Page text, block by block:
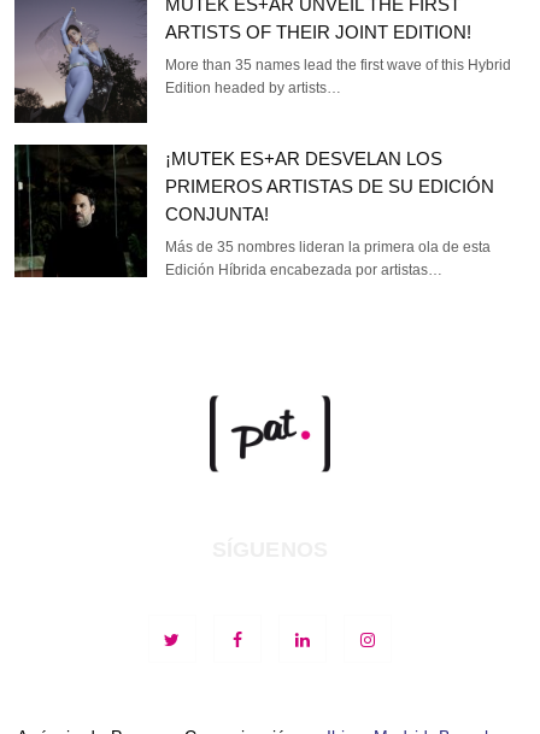
MUTEK ES+AR UNVEIL THE FIRST
ARTISTS OF THEIR JOINT EDITION!
More than 35 names lead the first wave of this Hybrid
Edition headed by artists…
¡MUTEK ES+AR DESVELAN LOS
PRIMEROS ARTISTAS DE SU EDICIÓN
CONJUNTA!
Más de 35 nombres lideran la primera ola de esta
Edición Híbrida encabezada por artistas…